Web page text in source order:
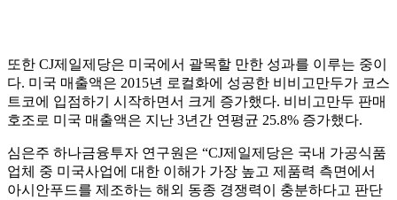
또한 CJ제일제당은 미국에서 괄목할 만한 성과를 이루는 중이
다. 미국 매출액은 2015년 로컬화에 성공한 비비고만두가 코스
트코에 입점하기 시작하면서 크게 증가했다. 비비고만두 판매
호조로 미국 매출액은 지난 3년간 연평균 25.8% 증가했다.
심은주 하나금융투자 연구원은 “CJ제일제당은 국내 가공식품
업체 중 미국사업에 대한 이해가 가장 높고 제품력 측면에서
아시안푸드를 제조하는 해외 동종 경쟁력이 충분하다고 판단